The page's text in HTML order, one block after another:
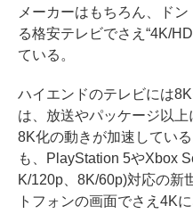
メーカーはもちろん、ド
る格安テレビでさえ“4K/
ている。
ハイエンドのテレビには
は、放送やパッケージ以
8K化の動きが加速してい
も、PlayStation 5やXbox
K/120p、8K/60p)対応の新
トフォンの画面でさえ4K